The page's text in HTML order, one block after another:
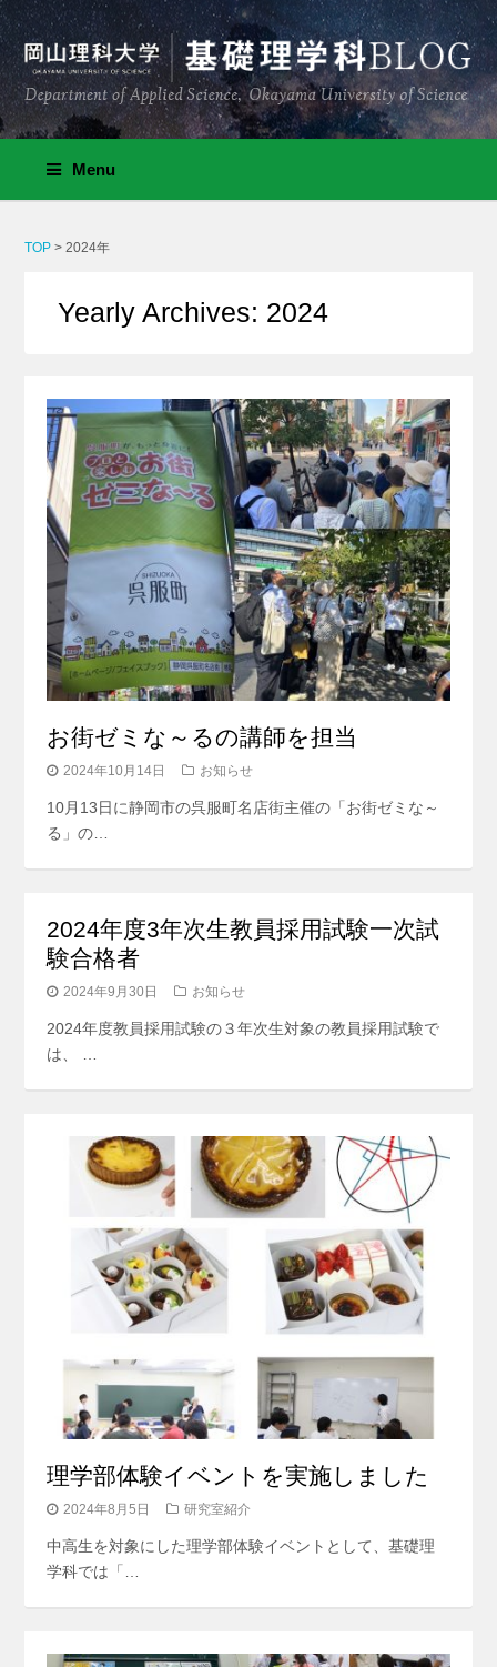
Menu
TOP >2024年
Yearly Archives: 2024
お街ゼミな～るの講師を担当
2024年10月14日 お知らせ
10月13日に静岡市の呉服町名店街主催の「お街ゼミな～
る」の…
2024年度3年次生教員採用試験一次試
験合格者
2024年9月30日 お知らせ
2024年度教員採用試験の３年次生対象の教員採用試験で
は、 …
理学部体験イベントを実施しました
2024年8月5日 研究室紹介
中高生を対象にした理学部体験イベントとして、基礎理
学科では「…